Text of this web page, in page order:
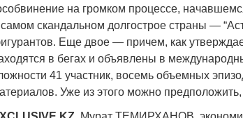
на громком процессе,
скандальном долгострое страны —
Еще двое — причем, как
в бегах и объявлены в
41 участник, восемь объемных
Уже из этого можно предположить,